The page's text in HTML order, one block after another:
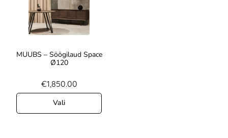
MUUBS – Söögilaud Space
Ø120
€1,850.00
Vali